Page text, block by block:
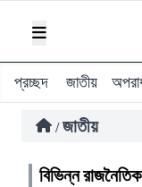
প্রচ্ছদ জাতীয়
/ জাতীয়
বিভিন্ন